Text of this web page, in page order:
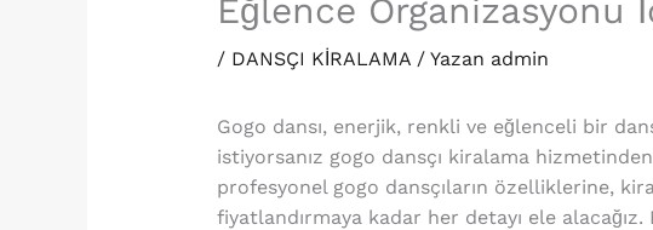
Eğlence Organizasyonu
/ DANSÇI KİRALAMA/ Yazan admin
Gogo dansı, enerjik, renkli ve eğlenceli bir
istiyorsanız gogo dansçı kiralama
profesyonel gogo dansçıların özelliklerine,
fiyatlandırmaya kadar her detayı ele